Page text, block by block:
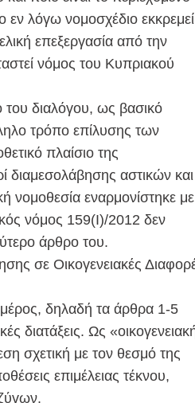
εν λόγω νομοσχέδιο εκκρεμεί
επεξεργασία από την
νόμος του Κυπριακού
του διαλόγου, ως βασικό
τρόπο επίλυσης των
πλαίσιο της
διαμεσολάβησης αστικών και
εναρμονίστηκε
νόμος 159(I)/2012 δεν
άρθρο του.
σε Οικογενειακές
δηλαδή τα άρθρα 1-5
διατάξεις. Ως
σχετική με τον θεσμό της
επιμέλειας τέκνου,
συζύγων.